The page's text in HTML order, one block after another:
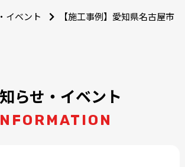
イベント
【施工事例】愛知県名古屋市
らせ・イベント